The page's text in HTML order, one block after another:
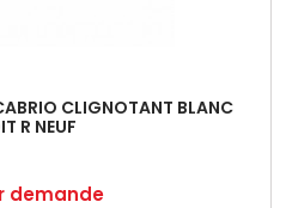
CLIGNOTANT BLANC
R NEUF
demande